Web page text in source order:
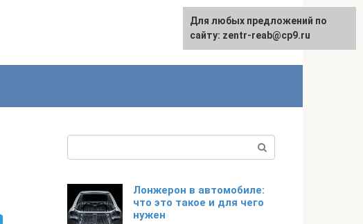
Лонжерон в автомобиле:
что это такое и для чего
нужен
Для любых предложений по
сайту: zentr-reab@cp9.ru